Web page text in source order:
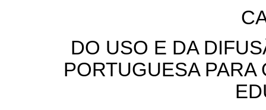
DO USO E DA
PORTUGUESA